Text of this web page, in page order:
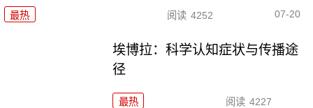
最热 阅读 4252 07-20
埃博拉：科学认知症状与传播途
径
最热 阅读 4227